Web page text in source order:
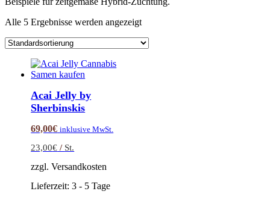
Alle 5 Ergebnisse werden angezeigt
Acai Jelly by
Sherbinskis
69,00€ inklusive MwSt.
23,00€ / St.
zzgl. Versandkosten
Lieferzeit:3 - 5 Tage